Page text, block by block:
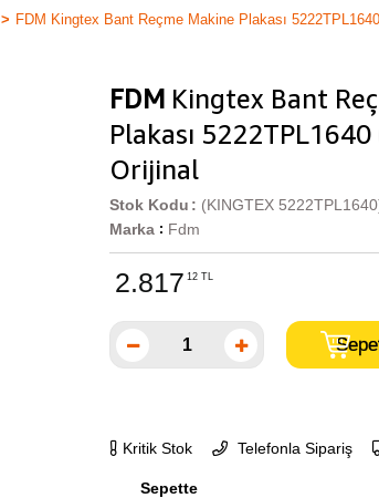
FDM Kingtex Bant Reçme Makine Plakası
FDM Kingtex Bant
Plakası
Orijinal
(KINGTEX
Stok Kodu
Marka : Fdm
2.817 12 TL
Kritik Stok Telefonla Sipariş
Sepette